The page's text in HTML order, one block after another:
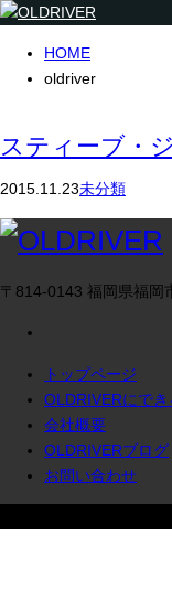
HOME
oldriver
スティーブ・
2015.11.23未分類
〒814-0143 福岡県福岡
トップページ
OLDRIVERにでき
会社概要
OLDRIVERブログ
お問い合わせ